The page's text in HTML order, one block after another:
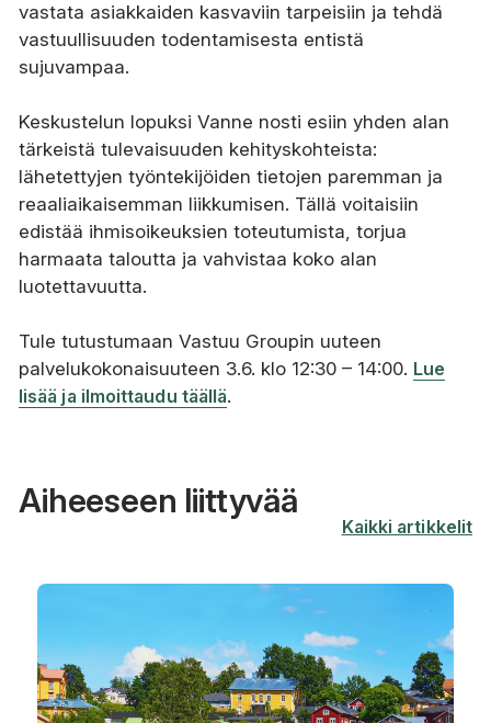
vastata asiakkaiden kasvaviin tarpeisiin ja tehdä
vastuullisuuden todentamisesta entistä
sujuvampaa.
Keskustelun lopuksi Vanne nosti esiin yhden alan
tärkeistä tulevaisuuden kehityskohteista:
lähetettyjen työntekijöiden tietojen paremman ja
reaaliaikaisemman liikkumisen. Tällä voitaisiin
edistää ihmisoikeuksien toteutumista, torjua
harmaata taloutta ja vahvistaa koko alan
luotettavuutta.
Tule tutustumaan Vastuu Groupin uuteen
palvelukokonaisuuteen 3.6. klo 12:30 – 14:00. Lue
lisää ja ilmoittaudu täällä.
Aiheeseen liittyvää
Kaikki artikkelit